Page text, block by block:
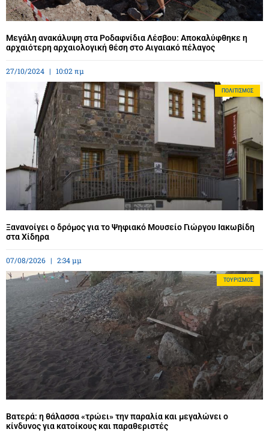
Μεγάλη ανακάλυψη στα Ροδαφνίδια Λέσβου: Αποκαλύφθηκε η
αρχαιότερη αρχαιολογική θέση στο Αιγαιακό πέλαγος
27/10/2024 10:02 πμ
ΠΟΛΙΤΙΣΜΌΣ
Ξανανοίγει ο δρόμος για το Ψηφιακό Μουσείο Γιώργου Ιακωβίδη
στα Χίδηρα
07/08/2026 2:34 μμ
ΤΟΥΡΙΣΜΌΣ
Βατερά: η θάλασσα «τρώει» την παραλία και μεγαλώνει ο
κίνδυνος για κατοίκους και παραθεριστές